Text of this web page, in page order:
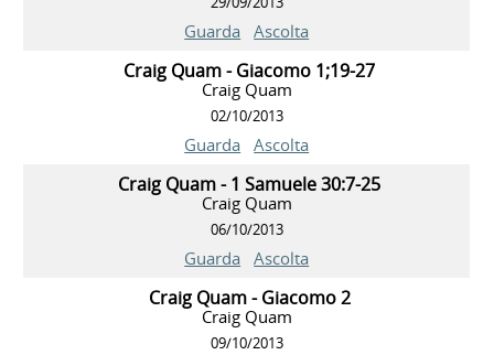
Guarda Ascolta
Craig Quam - Giacomo 1;19-27
Craig Quam
02/10/2013
Guarda Ascolta
Craig Quam - 1 Samuele 30:7-25
Craig Quam
06/10/2013
Guarda Ascolta
Craig Quam - Giacomo 2
Craig Quam
09/10/2013